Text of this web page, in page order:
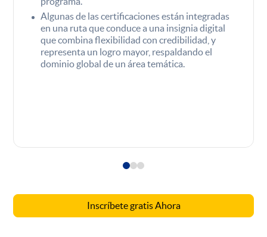
Algunas de las certificaciones están integradas
en una ruta que conduce a una insignia digital
que combina flexibilidad con credibilidad, y
representa un logro mayor, respaldando el
dominio global de un área temática.
Inscríbete gratis Ahora